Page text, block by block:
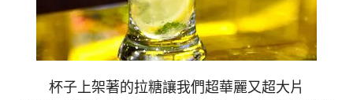
杯子上架著的拉糖讓我們超華麗又超大片